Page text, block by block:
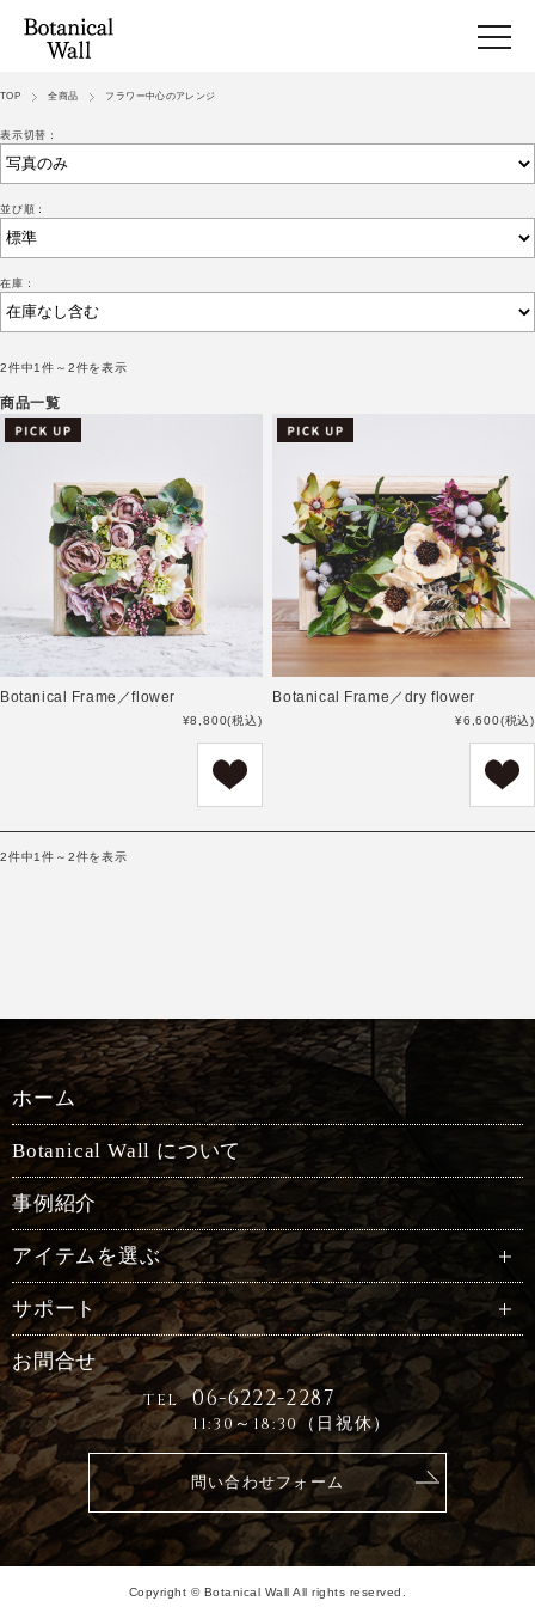
TOP 全商品 フラワー中心のアレンジ
表示切替：
並び順：
在庫：
2件中1件～2件を表示
商品一覧
Botanical Frame／flower
¥8,800(税込)
Botanical Frame／dry flower
¥6,600(税込)
2件中1件～2件を表示
ホーム
Botanical Wall について
事例紹介
アイテムを選ぶ
サポート
お問合せ
TEL 06-6222-2287
11:30～18:30（日祝休）
問い合わせフォーム
Copyright © Botanical Wall All rights reserved.